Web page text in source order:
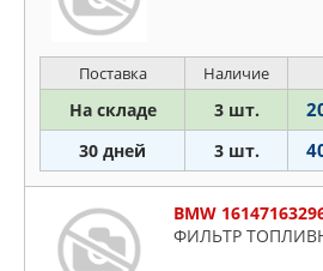
Поставка Наличие
На складе 3 шт.
30 дней 3 шт.
BMW
ФИЛЬТР